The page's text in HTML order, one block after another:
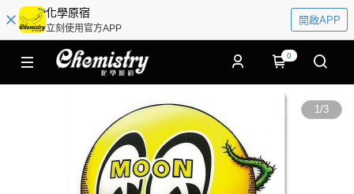
化學原宿
立刻使用官方APP
開啟APP
0
1/3